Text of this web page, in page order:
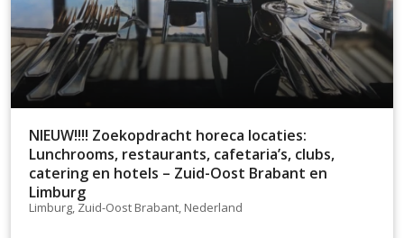
NIEUW!!!! Zoekopdracht horeca locaties:
Lunchrooms, restaurants, cafetaria’s, clubs,
catering en hotels – Zuid-Oost Brabant en
Limburg
Limburg, Zuid-Oost Brabant, Nederland